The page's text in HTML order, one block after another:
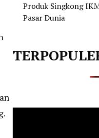
Produk Singkong
Pasar Dunia